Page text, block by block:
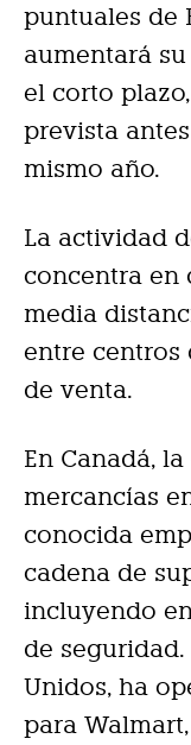
puntuales de
aumentará
el corto
prevista
mismo año.
La actividad
concentra en
media
entre
de venta.
En Canadá,
mercancías
conocida
cadena de
incluyendo
de seguridad.
Unidos, ha
para